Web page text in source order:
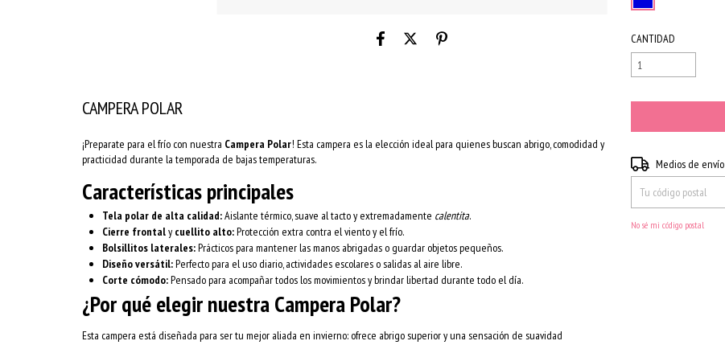
CAMPERA POLAR
¡Preparate para el frío con nuestra Campera Polar! Esta campera es la elección ideal para quienes buscan abrigo, comodidad y
practicidad durante la temporada de bajas temperaturas.
Características principales
Tela polar de alta calidad:Aislante térmico, suave al tacto y extremadamente calentita.
Cierre frontaly cuellito alto:Protección extra contra el viento y el frío.
Bolsillitos laterales:Prácticos para mantener las manos abrigadas o guardar objetos pequeños.
Diseño versátil:Perfecto para el uso diario, actividades escolares o salidas al aire libre.
Corte cómodo:Pensado para acompañar todos los movimientos y brindar libertad durante todo el día.
¿Por qué elegir nuestra Campera Polar?
Esta campera está diseñada para ser tu mejor aliada en invierno: ofrece abrigo superior y una sensación de suavidad
CANTIDAD
Entregas para el CP:
Medios de envío
No sé mi código postal